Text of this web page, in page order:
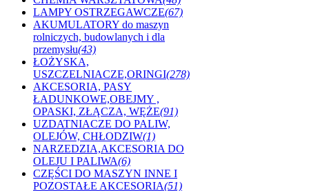
LAMPY OSTRZEGAWCZE(67)
AKUMULATORY do maszyn
rolniczych, budowlanych i dla
przemysłu(43)
ŁOŻYSKA,
USZCZELNIACZE,ORINGI(278)
AKCESORIA, PASY
ŁADUNKOWE,OBEJMY ,
OPASKI, ZŁĄCZA, WĘŻE(91)
UZDATNIACZE DO PALIW,
OLEJÓW, CHŁODZIW(1)
NARZEDZIA,AKCESORIA DO
OLEJU I PALIWA(6)
CZĘŚCI DO MASZYN INNE I
POZOSTAŁE AKCESORIA(51)